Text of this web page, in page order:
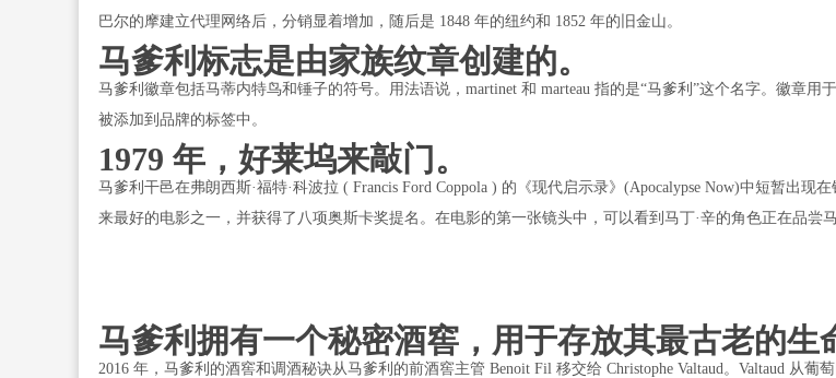
巴尔的摩建立代理网络后，分销显着增加，随后是 1848 年的纽约和 1852 年的旧金山。
马爹利标志是由家族纹章创建的。
马爹利徽章包括马蒂内特鸟和锤子的符号。用法语说，martinet 和 marteau 指的是“马爹利”这个名字。徽章用
被添加到品牌的标签中。
1979 年，好莱坞来敲门。
马爹利干邑在弗朗西斯·福特·科波拉 ( Francis Ford Coppola ) 的《现代启示录》(Apocalypse Now)中短暂出现
来最好的电影之一，并获得了八项奥斯卡奖提名。在电影的第一张镜头中，可以看到马丁·辛的角色正在品尝
马爹利拥有一个秘密酒窖，用于存放其最古老的生
2016 年，马爹利的酒窖和调酒秘诀从马爹利的前酒窖主管 Benoit Fil 移交给 Christophe Valtaud。Valtaud 从葡